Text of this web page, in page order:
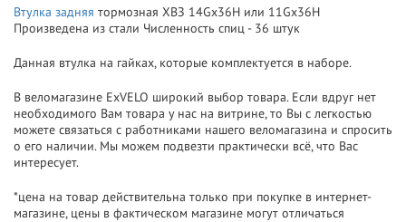
Втулка задняя тормозная ХВЗ 14Gx36Н или 11Gx36Н
Произведена из стали Численность спиц - 36 штук
Данная втулка на гайках, которые комплектуется в наборе.
В веломагазине ExVELO широкий выбор товара. Если вдруг нет
необходимого Вам товара у нас на витрине, то Вы с легкостью
можете связаться с работниками нашего веломагазина и спросить
о его наличии. Мы можем подвезти практически всё, что Вас
интересует.
*цена на товар действительна только при покупке в интернет-
магазине, цены в фактическом магазине могут отличаться